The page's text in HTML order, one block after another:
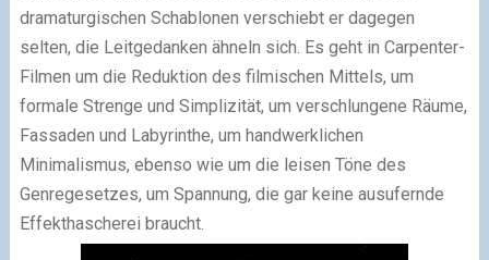
dramaturgischen Schablonen verschiebt er dagegen
selten, die Leitgedanken ähneln sich. Es geht in Carpenter-
Filmen um die Reduktion des filmischen Mittels, um
formale Strenge und Simplizität, um verschlungene Räume,
Fassaden und Labyrinthe, um handwerklichen
Minimalismus, ebenso wie um die leisen Töne des
Genregesetzes, um Spannung, die gar keine ausufernde
Effekthascherei braucht.